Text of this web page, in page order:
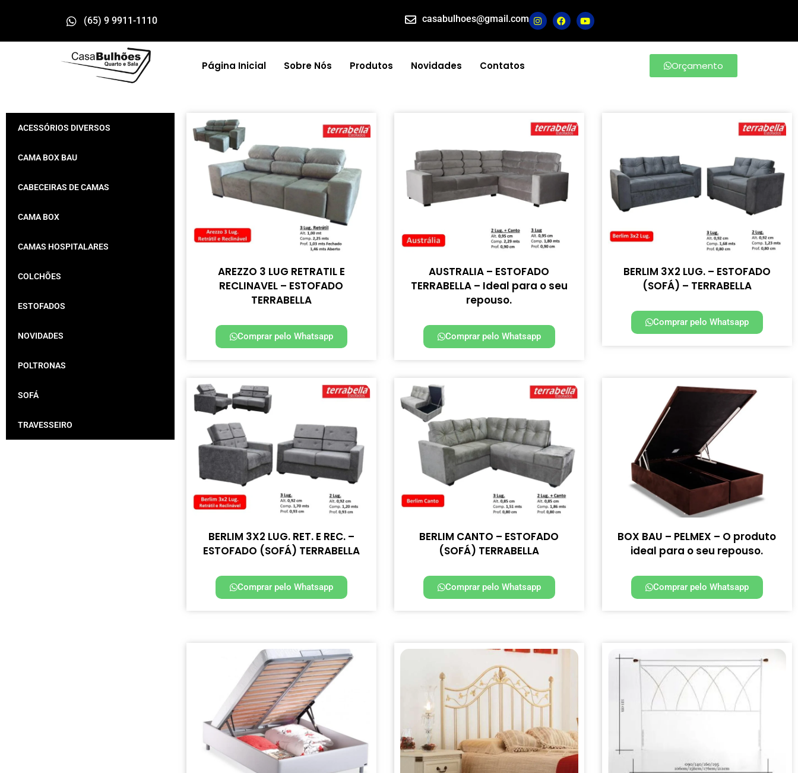
(65) 9 9911-1110 casabulhoes@gmail.com
Página Inicial Sobre Nós Produtos Novidades Contatos Orçamento
ACESSÓRIOS DIVERSOS
CAMA BOX BAU
CABECEIRAS DE CAMAS
CAMA BOX
CAMAS HOSPITALARES
COLCHÕES
ESTOFADOS
NOVIDADES
POLTRONAS
SOFÁ
TRAVESSEIRO
AREZZO 3 LUG RETRATIL E
RECLINAVEL – ESTOFADO
TERRABELLA
Comprar pelo Whatsapp
AUSTRALIA – ESTOFADO
TERRABELLA – Ideal para o seu
repouso.
Comprar pelo Whatsapp
BERLIM 3X2 LUG. – ESTOFADO
(SOFÁ) – TERRABELLA
Comprar pelo Whatsapp
BERLIM 3X2 LUG. RET. E REC. –
ESTOFADO (SOFÁ) TERRABELLA
Comprar pelo Whatsapp
BERLIM CANTO – ESTOFADO
(SOFÁ) TERRABELLA
Comprar pelo Whatsapp
BOX BAU – PELMEX – O produto
ideal para o seu repouso.
Comprar pelo Whatsapp